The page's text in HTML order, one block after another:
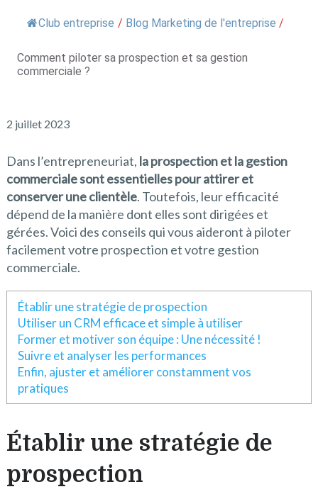
Club entreprise / Blog Marketing de l'entreprise /
Comment piloter sa prospection et sa gestion
commerciale ?
2 juillet 2023
Dans l’entrepreneuriat, la prospection et la gestion
commerciale sont essentielles pour attirer et
conserver une clientèle. Toutefois, leur efficacité
dépend de la manière dont elles sont dirigées et
gérées. Voici des conseils qui vous aideront à piloter
facilement votre prospection et votre gestion
commerciale.
Établir une stratégie de prospection
Utiliser un CRM efficace et simple à utiliser
Former et motiver son équipe : Une nécessité !
Suivre et analyser les performances
Enfin, ajuster et améliorer constamment vos
pratiques
Établir une stratégie de
prospection